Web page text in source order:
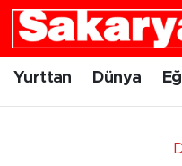
Yurttan Dünya
Yurttan
Eskişehir Nöbetçi